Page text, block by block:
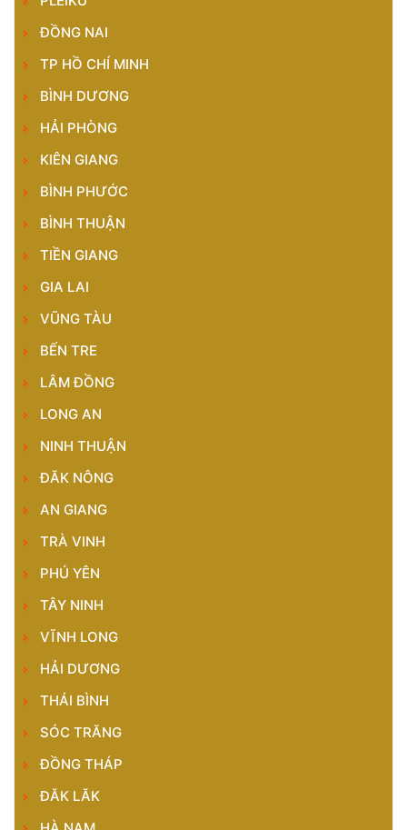
ĐỒNG NAI
TP HỒ CHÍ MINH
BÌNH DƯƠNG
HẢI PHÒNG
KIÊN GIANG
BÌNH PHƯỚC
BÌNH THUẬN
TIỀN GIANG
GIA LAI
VŨNG TÀU
BẾN TRE
LÂM ĐỒNG
LONG AN
NINH THUẬN
ĐĂK NÔNG
AN GIANG
TRÀ VINH
PHÚ YÊN
TÂY NINH
VĨNH LONG
HẢI DƯƠNG
THÁI BÌNH
SÓC TRĂNG
ĐỒNG THÁP
ĐĂK LĂK